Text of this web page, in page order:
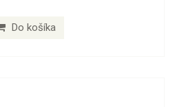
Do košíka